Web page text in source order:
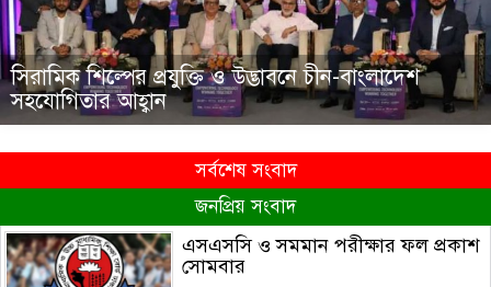
সিরামিক শিল্পের প্রযুক্তি ও উদ্ভাবনে চীন-বাংলাদেশ
সহযোগিতার আহ্বান
সর্বশেষ সংবাদ
জনপ্রিয় সংবাদ
এসএসসি ও সমমান পরীক্ষার ফল প্রকাশ
সোমবার